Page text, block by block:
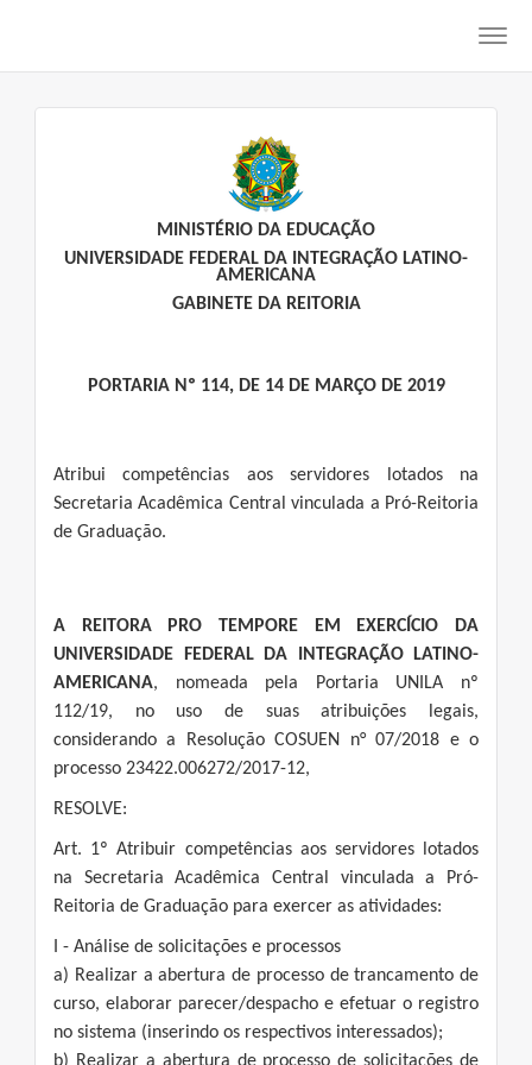
MINISTÉRIO DA EDUCAÇÃO
UNIVERSIDADE FEDERAL DA INTEGRAÇÃO LATINO-
AMERICANA
GABINETE DA REITORIA
PORTARIA Nº 114, DE 14 DE MARÇO DE 2019
Atribui competências aos servidores lotados na
Secretaria Acadêmica Central vinculada a Pró-Reitoria
de Graduação.
A REITORA PRO TEMPORE EM EXERCÍCIO DA
UNIVERSIDADE FEDERAL DA INTEGRAÇÃO LATINO-
AMERICANA, nomeada pela Portaria UNILA nº
112/19, no uso de suas atribuições legais,
considerando a Resolução COSUEN n° 07/2018 e o
processo 23422.006272/2017-12,
RESOLVE:
Art. 1º Atribuir competências aos servidores lotados
na Secretaria Acadêmica Central vinculada a Pró-
Reitoria de Graduação para exercer as atividades:
I - Análise de solicitações e processos
a) Realizar a abertura de processo de trancamento de
curso, elaborar parecer/despacho e efetuar o registro
no sistema (inserindo os respectivos interessados);